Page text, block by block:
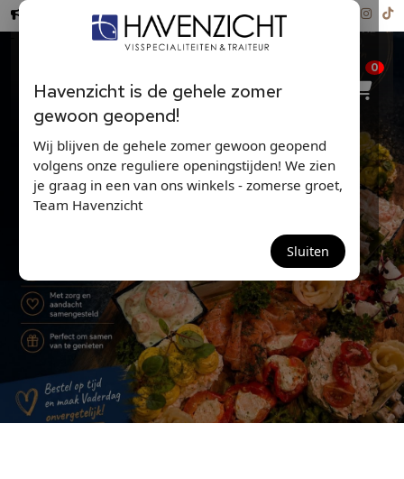
Havenzicht is de gehele zomer
gewoon geopend!
Wij blijven de gehele zomer gewoon geopend
volgens onze reguliere openingstijden! We zien
je graag in een van ons winkels - zomerse groet,
Team Havenzicht
Sluiten
Hollandse Nieuwe ...
0
VADERDAG-PLANK